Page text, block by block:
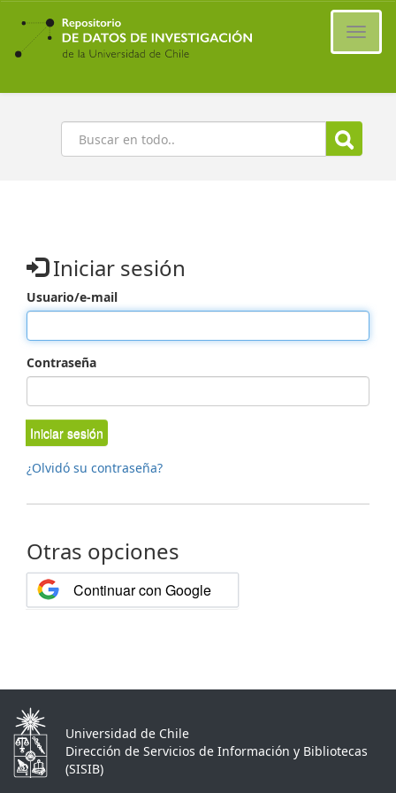
Ir
contenido
principal
Buscar
Iniciar sesión
Usuario/e-mail
Contraseña
Iniciar sesión
¿Olvidó su contraseña?
Otras opciones
Continuar con Google
Universidad de Chile
Dirección de Servicios de Información y Bibliotecas
(SISIB)